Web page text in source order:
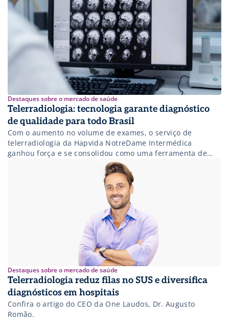
Destaques sobre o mercado de saúde
Telerradiologia: tecnologia garante diagnóstico
de qualidade para todo Brasil
Com o aumento no volume de exames, o serviço de
telerradiologia da Hapvida NotreDame Intermédica
ganhou força e se consolidou como uma ferramenta de
Destaques sobre o mercado de saúde
Telerradiologia reduz filas no SUS e diversifica
diagnósticos em hospitais
Confira o artigo do CEO da One Laudos, Dr. Augusto
Romão.